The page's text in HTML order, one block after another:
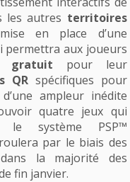
les autres territoires
en place d’une
permettra aux joueurs
gratuit pour leur
QRspécifiques pour
ampleur inédite
quatre jeux qui
le système PSP™
par le biais des
la majorité des
fin janvier.